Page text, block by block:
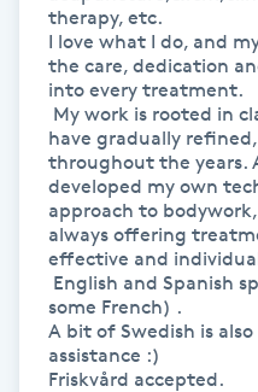
Medicinsk massage
Meditation
Medium
Megavolymfransar
Melasma
therapy, etc.
I love what I do, and
the care, dedication
into every treatment.
have gradually
throughout the years.
developed my own
approach to
always offering
effective and
some French) .
A bit of Swedish is
assistance :)
Friskvård accepted.